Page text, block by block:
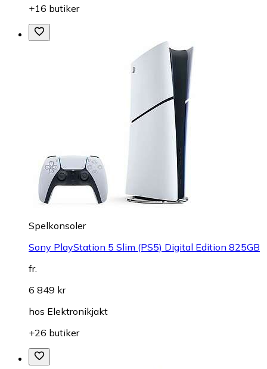
+16 butiker
Spelkonsoler
Sony PlayStation 5 Slim (PS5) Digital Edition 825GB
fr.
6 849 kr
hos Elektronikjakt
+26 butiker